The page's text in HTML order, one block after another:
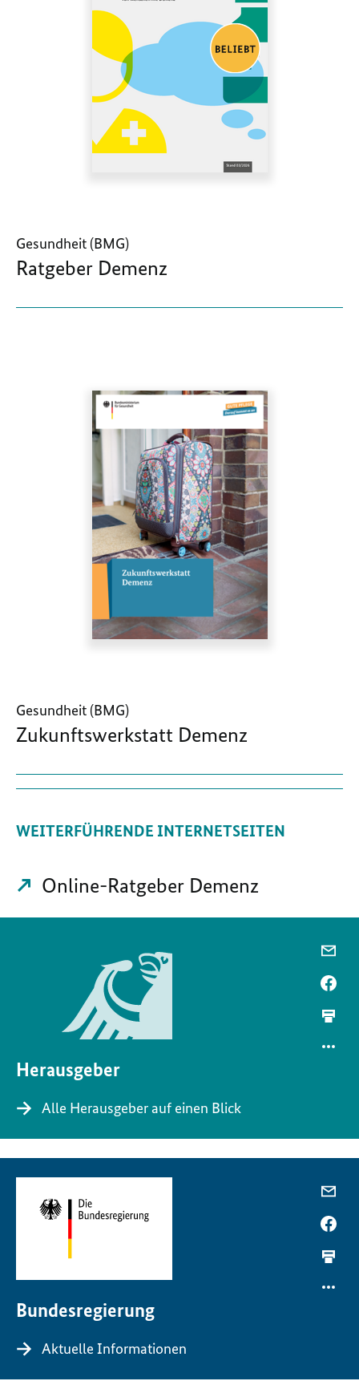
Gesundheit (BMG)
Ratgeber Demenz
Gesundheit (BMG)
Zukunftswerkstatt Demenz
WEITERFÜHRENDE INTERNETSEITEN
Online-Ratgeber Demenz
Herausgeber
Alle Herausgeber auf einen Blick
Bundesregierung
Aktuelle Informationen